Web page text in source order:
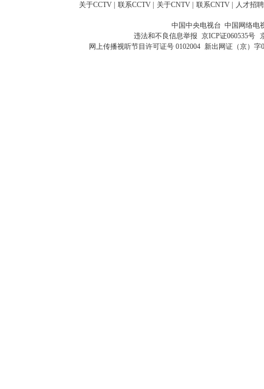
关于CCTV 联系CCTV 关于CNTV 联系CNTV 人才招聘
中国中央电视台 中国网络电
违法和不良信息举报 京ICP证060535号
网上传播视听节目许可证号 0102004 新出网证（京）